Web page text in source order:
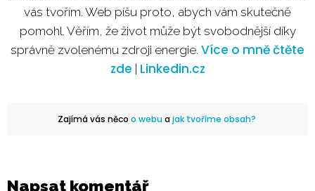
vás tvořím. Web píšu proto, abych vám skutečně
pomohl. Věřím, že život může být svobodnější díky
správně zvolenému zdroji energie. Více o mně čtěte
zde Linkedin.cz
Zajímá vás něco o webuajak tvoříme obsah?
Napsat komentář